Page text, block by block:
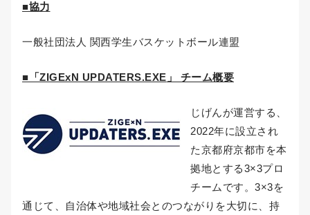
■協力
一般社団法人 関西学生バスケットボール連盟
■「ZIGExN UPDATERS.EXE 」 チーム概要
じげんが運営する、
2022年に設立され
た京都府京都市を本
拠地とする3×3プロ
チームです。3×3を
通じて、自治体や地域社会とのつながりを大切に、持